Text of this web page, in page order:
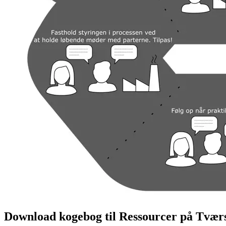
Download kogebog til Ressourcer på